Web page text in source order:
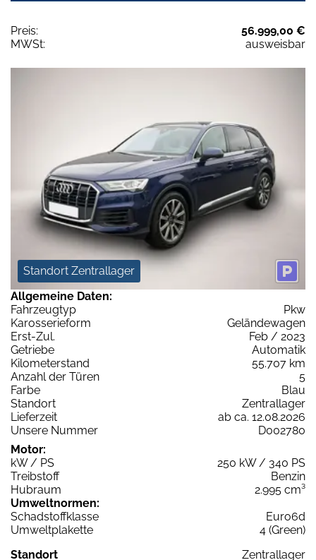
Preis:
56.999,00 €
MWSt:
ausweisbar
Standort Zentrallager
Allgemeine Daten:
Fahrzeugtyp
Pkw
Karosserieform
Geländewagen
Erst-Zul.
Feb / 2023
Getriebe
Automatik
Kilometerstand
55.707 km
Anzahl der Türen
5
Farbe
Blau
Standort
Zentrallager
Lieferzeit
ab ca. 12.08.2026
Unsere Nummer
D002780
Motor:
kW / PS
250 kW / 340 PS
Treibstoff
Benzin
Hubraum
2.995 cm³
Umweltnormen:
Schadstoffklasse
Euro6d
Umweltplakette
4 (Green)
Standort
Zentrallager